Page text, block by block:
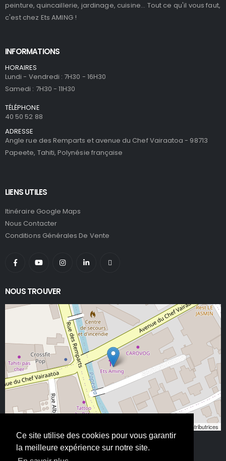
Ce site utilise des cookies pour vous garantir
la meilleure expérience sur notre site.
peinture, quincaillerie, jardinage, cuisine... Tout ce qu'il vous faut,
c'est chez Ets AMING !
INFORMATIONS
HORAIRES
Lundi - Vendredi : 7H30 - 16H30
Samedi : 7H30 - 11H30
TÉLÉPHONE
40 50 52 88
ADRESSE
Angle rue des Remparts et avenue du Chef Vairaatoa - 98713
Papeete, Tahiti, Polynésie française
LIENS UTILES
Itinéraire Google Maps
Nous Contacter
Conditions Générales De Vente
NOUS TROUVER
contributeurs/contributrices